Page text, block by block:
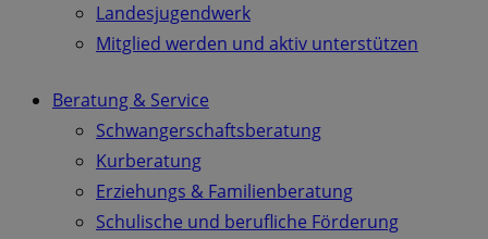
Landesjugendwerk
Mitglied werden und aktiv unterstützen
Beratung & Service
Schwangerschaftsberatung
Kurberatung
Erziehungs & Familienberatung
Schulische und berufliche Förderung